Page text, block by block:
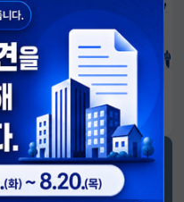
모두의 1년
SNS 소식